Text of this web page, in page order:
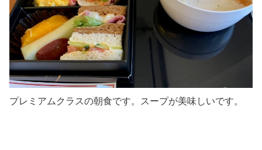
プレミアムクラスの朝食です。スープが美味しいです。